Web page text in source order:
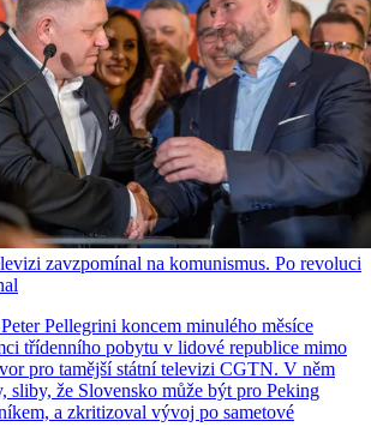
zavzpomínal na komunismus. Po revoluci
Pellegrini koncem minulého měsíce
třídenního pobytu v lidové republice mimo
pro tamější státní televizi CGTN. V něm
sliby, že Slovensko může být pro Peking
a zkritizoval vývoj po sametové